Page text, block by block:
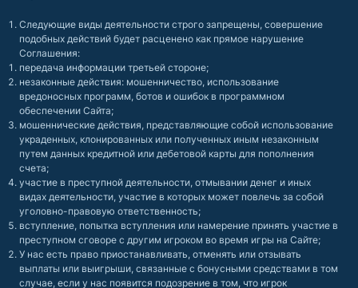
Следующие виды деятельности строго запрещены, совершение
подобных действий будет расценено как прямое нарушение
Соглашения:
передача информации третьей стороне;
незаконные действия: мошенничество, использование
вредоносных программ, ботов и ошибок в программном
обеспечении Сайта;
мошеннические действия, представляющие собой использование
украденных, клонированных или полученных иным незаконным
путем данных кредитной или дебетовой карты для пополнения
счета;
участие в преступной деятельности, отмывании денег и иных
видах деятельности, участие в которых может повлечь за собой
уголовно-правовую ответственность;
вступление, попытка вступления или намерение принять участие в
преступном сговоре с другим игроком во время игры на Сайте;
У нас есть право приостанавливать, отменять или отзывать
выплаты или выигрыши, связанные с бонусными средствами в том
случае, если у нас появится подозрение в том, что игрок